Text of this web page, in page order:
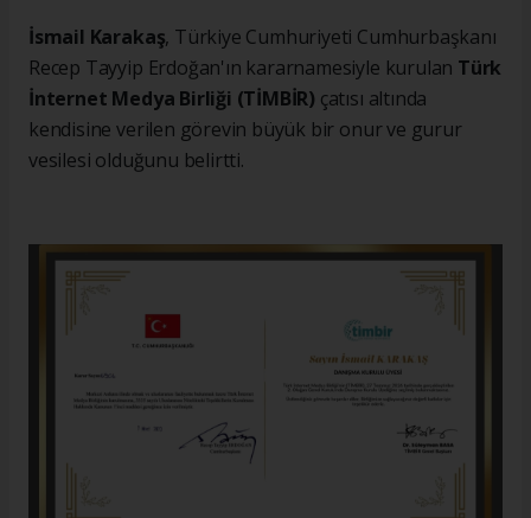
İsmail Karakaş, Türkiye Cumhuriyeti Cumhurbaşkanı
Recep Tayyip Erdoğan'ın kararnamesiyle kurulan Türk
İnternet Medya Birliği (TİMBİR) çatısı altında
kendisine verilen görevin büyük bir onur ve gurur
vesilesi olduğunu belirtti.